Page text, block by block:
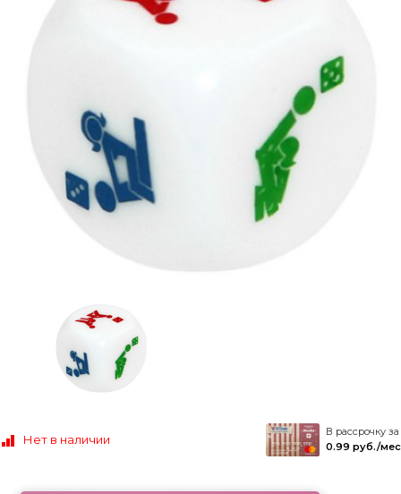
Нет в наличии
В рассрочку за
0.99 руб./мес